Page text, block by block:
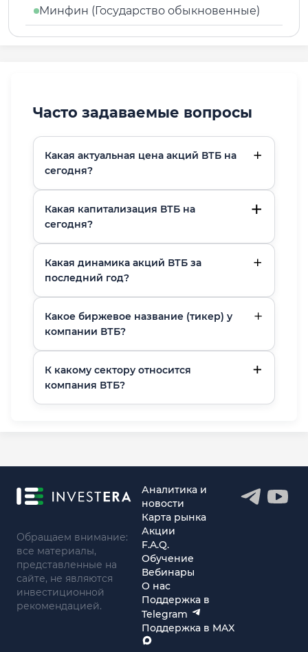
Минфин (Государство обыкновенные)
Часто задаваемые вопросы
Какая актуальная цена акций ВТБ на
сегодня?
Какая капитализация ВТБ на
сегодня?
Какая динамика акций ВТБ за
последний год?
Какое биржевое название (тикер) у
компании ВТБ?
К какому сектору относится
компания ВТБ?
Обращаем внимание:
все материалы,
представленные на
сайте, не являются
инвестиционной
рекомендацией.
Аналитика и
новости
Карта рынка
Акции
F.A.Q.
Обучение
Вебинары
О нас
Поддержка в
Telegram
Поддержка в MAX